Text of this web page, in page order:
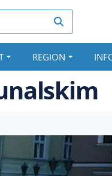
REGION